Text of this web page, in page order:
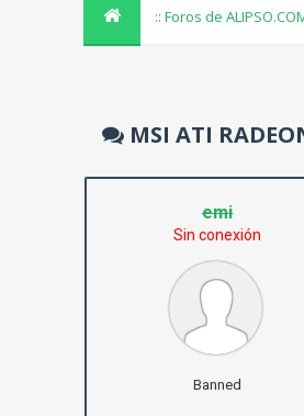
:: Foros de
MSI ATI
emi
Sin conexión
Banned